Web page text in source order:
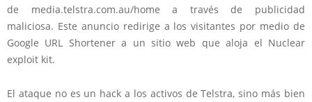
de media.telstra.com.au/home a través de publicidad
maliciosa. Este anuncio redirige a los visitantes por medio de
Google URL Shortener a un sitio web que aloja el Nuclear
exploit kit.
El ataque no es un hack a los activos de Telstra, sino más bien